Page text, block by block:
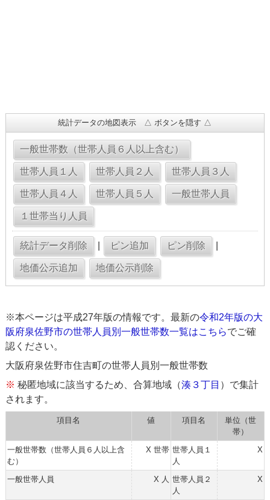
統計データの地図表示 △ ボタンを隠す △
※本ページは平成27年版の情報です。最新の令和2年版の大
阪府泉佐野市の世帯人員別一般世帯数一覧はこちらでご確
認ください。
大阪府泉佐野市住吉町の世帯人員別一般世帯数
※ 秘匿地域に該当するため、合算地域（湊３丁目 ）で集計
されます。
項目名 値 項目名
単位（世
帯）
一般世帯数（世帯人員６人以上含
む）
X 世帯 世帯人員１
人
X
一般世帯人員 X 人 世帯人員２
人
X